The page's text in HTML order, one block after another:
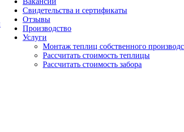
Свидетельства и сертификаты
Отзывы
Производство
Услуги
Монтаж теплиц собственного
Рассчитать стоимость теплицы
Рассчитать стоимость забора